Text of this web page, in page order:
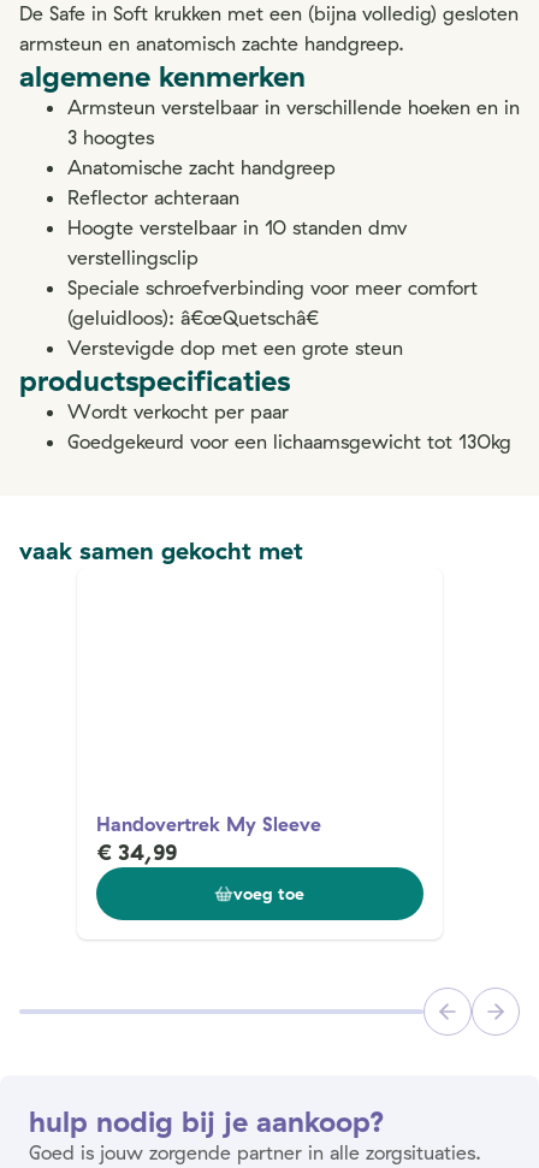
De Safe in Soft krukken met een (bijna volledig) gesloten
armsteun en anatomisch zachte handgreep.
algemene kenmerken
Armsteun verstelbaar in verschillende hoeken en in
3 hoogtes
Anatomische zacht handgreep
Reflector achteraan
Hoogte verstelbaar in 10 standen dmv
verstellingsclip
Speciale schroefverbinding voor meer comfort
(geluidloos): â€œQuetschâ€
Verstevigde dop met een grote steun
productspecificaties
Wordt verkocht per paar
Goedgekeurd voor een lichaamsgewicht tot 130kg
vaak samen gekocht met
Handovertrek My Sleeve
€ 34,99
voeg toe
hulp nodig bij je aankoop?
Goed is jouw zorgende partner in alle zorgsituaties.